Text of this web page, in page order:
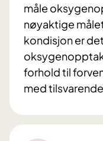
måle
nøyaktige
kondisjon er
forhold til
med